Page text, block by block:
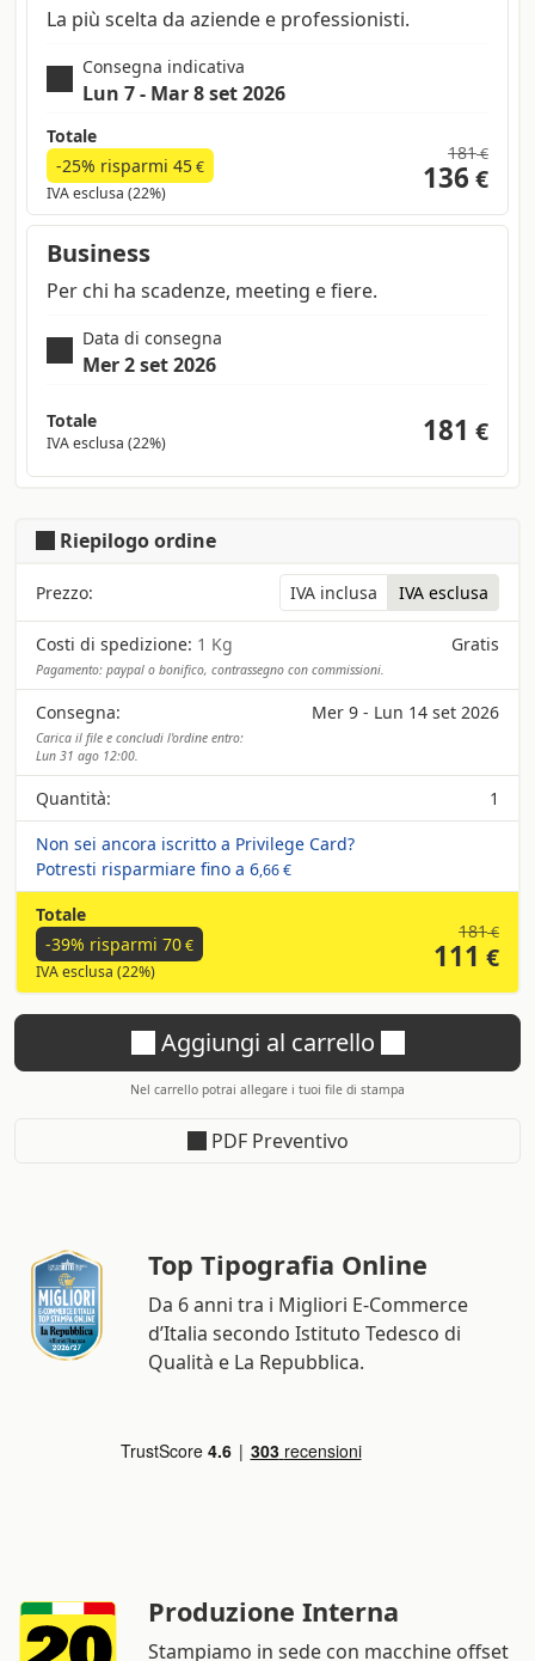
La più scelta da aziende e professionisti.
Consegna indicativa
Lun 7 - Mar 8 set 2026
Totale
-25% risparmi 45€
IVA esclusa (22%)
181€
136 €
Business
Per chi ha scadenze, meeting e fiere.
Data di consegna
Mer 2 set 2026
Totale
IVA esclusa (22%) 181 €
Riepilogo ordine
Prezzo: IVA inclusa IVA esclusa
Costi di spedizione: 1 Kg Gratis
Pagamento: paypal o bonifico, contrassegno con commissioni.
Consegna: Mer 9 - Lun 14 set 2026
Carica il file e concludi l'ordine entro:
Lun 31 ago 12:00.
Quantità:
1
Non sei ancora iscritto a Privilege Card?
Potresti risparmiare fino a 6,66 €
Totale
-39% risparmi 70€
IVA esclusa (22%)
181€
111 €
Aggiungi al carrello
Nel carrello potrai allegare i tuoi file di stampa
PDF Preventivo
Top Tipografia Online
Da 6 anni tra i Migliori E-Commerce
d’Italia secondo Istituto Tedesco di
Qualità e La Repubblica.
Produzione Interna
Stampiamo in sede con macchine offset